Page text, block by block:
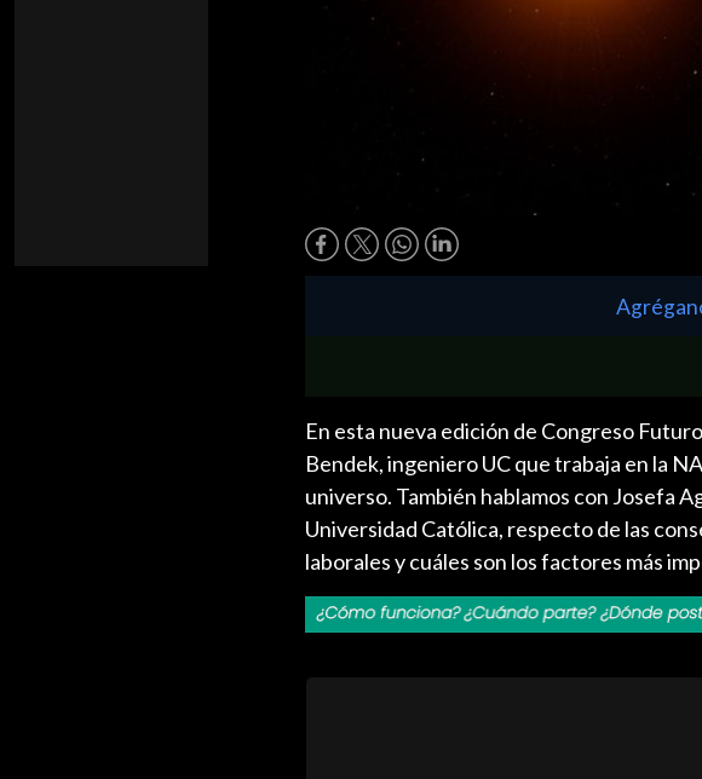
En esta nueva edición de Congreso
Bendek, ingeniero UC que trabaja en la
universo. También hablamos con Josefa
Universidad Católica, respecto de las
laborales y cuáles son los factores más